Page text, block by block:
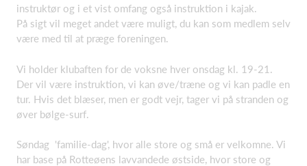
instruktør og i et vist omfang også instruktion i kajak.
På sigt vil meget andet være muligt, du kan som medlem selv
være med til at præge foreningen.
Vi holder klubaften for de voksne hver onsdag kl. 19-21.
Der vil være instruktion, vi kan øve/træne og vi kan padle en
tur. Hvis det blæser, men er godt vejr, tager vi på stranden og
øver bølge-surf.
Søndag 'familie-dag', hvor alle store og små er velkomne. Vi
har base på Rotteøens lavvandede østside, hvor store og